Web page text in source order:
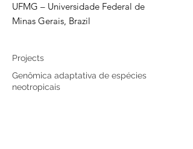
UFMG – Universidade Federal de
Minas Gerais, Brazil
Projects
Genômica adaptativa de espécies
neotropicais